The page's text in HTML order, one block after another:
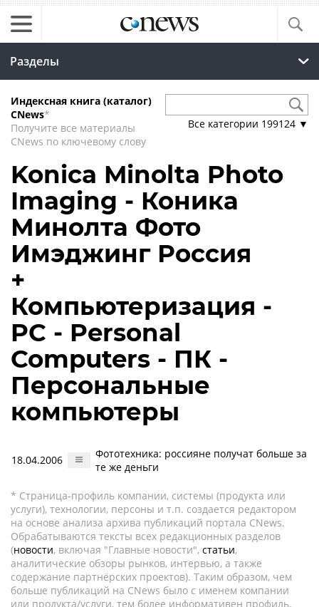
Разделы
Индексная книга (каталог)
CNews*
Получите все материалы
CNews по ключевому слову
Все категории 199124 ▼
Konica Minolta Photo
Imaging - Коника
Минолта Фото
Имэджинг Россия
+
Компьютеризация -
PC - Personal
Computers - ПК -
Персональные
компьютеры
18.04.2006
Фототехника: россияне получат больше за
те же деньги
* Страница-профиль компании, системы (продукта или
услуги), технологии, персоны и т.п. создается редактором
на основе анализа архива публикаций портала CNews.
Обрабатываются тексты всех редакционных разделов
(новости, включая "Главные новости", статьи,
аналитические обзоры рынков, интервью, а также
содержание партнёрских проектов). Таким образом, чем
больше публикаций на CNews было с именем компании
или продукта/услуги, тем более информативен профиль.